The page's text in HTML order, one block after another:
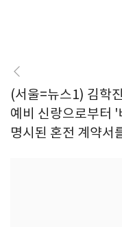
(서울=뉴스1) 김학
예비 신랑으로부터
명시된 혼전 계약서